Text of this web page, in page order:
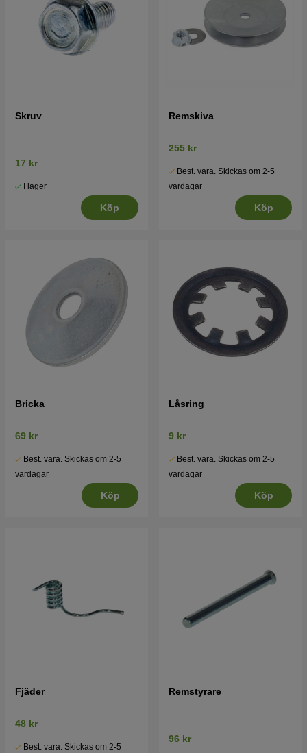
Skruv
17 kr
I lager
Köp
Remskiva
255 kr
Best. vara. Skickas om 2-5
vardagar
Köp
Bricka
69 kr
Best. vara. Skickas om 2-5
vardagar
Köp
Låsring
9 kr
Best. vara. Skickas om 2-5
vardagar
Köp
Fjäder
48 kr
Best. vara. Skickas om 2-5
Remstyrare
96 kr